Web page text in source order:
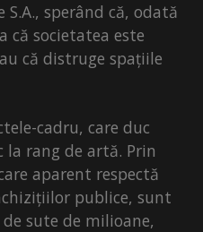
sperând că, odată
că societatea este
că distruge spațiile
cadru, care duc
rang de artă. Prin
aparent respectă
publice, sunt
sute de milioane,